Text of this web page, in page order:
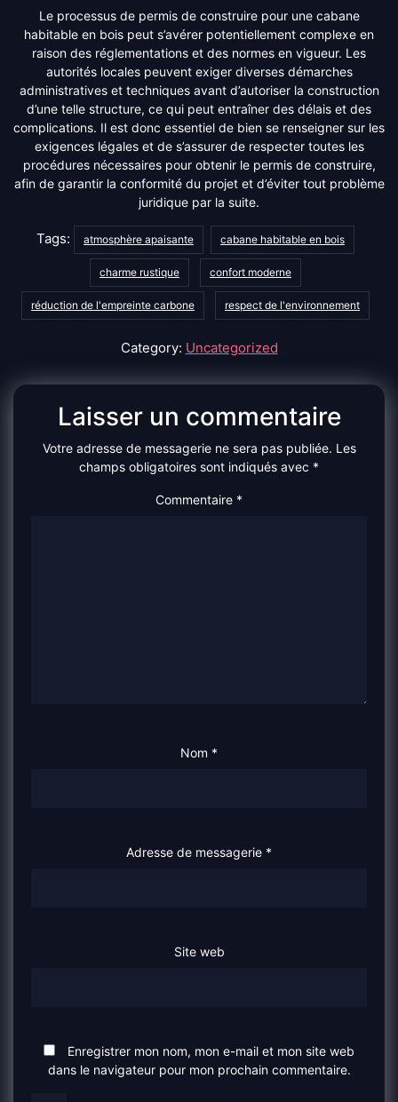
Le processus de permis de construire pour une cabane
habitable en bois peut s’avérer potentiellement complexe en
raison des réglementations et des normes en vigueur. Les
autorités locales peuvent exiger diverses démarches
administratives et techniques avant d’autoriser la construction
d’une telle structure, ce qui peut entraîner des délais et des
complications. Il est donc essentiel de bien se renseigner sur les
exigences légales et de s’assurer de respecter toutes les
procédures nécessaires pour obtenir le permis de construire,
afin de garantir la conformité du projet et d’éviter tout problème
juridique par la suite.
Tags: atmosphère apaisante cabane habitable en bois
charme rustique confort moderne
réduction de l'empreinte carbone respect de l'environnement
Category: Uncategorized
Laisser un commentaire
Votre adresse de messagerie ne sera pas publiée. Les
champs obligatoires sont indiqués avec *
Commentaire *
Nom *
Adresse de messagerie *
Site web
Enregistrer mon nom, mon e-mail et mon site web
dans le navigateur pour mon prochain commentaire.